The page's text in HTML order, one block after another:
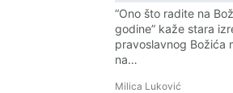
“Ono što radite na
godine” kaže stara
pravoslavnog Božića
na…
Milica Luković